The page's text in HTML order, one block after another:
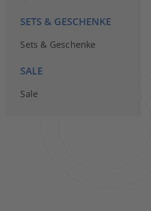
SETS & GESCHENKE
Sets & Geschenke
SALE
Sale